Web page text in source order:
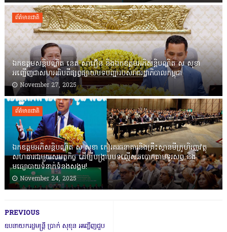
ព័ត៌មានជាតិ
ឯកឧត្តមសន្តិបណ្ឌិត នេត សាវឿន និងឯកឧត្តមអភិសន្តិបណ្ឌិត ស សុខា
អញ្ជើញជាសហអធិបតីផ្សព្វផ្សាយបទបញ្ជារបស់រាជរដ្ឋាភិបាលកម្ពុជា
November 27, 2025
ព័ត៌មានជាតិ
ឯកឧត្តមអភិសន្តិបណ្ឌិត ស សុខា កៀរគរធនាគារនិងគ្រឹះស្ថានមីក្រូហិរញ្ញវត្ថុ
សហការជាមួយសមត្ថកិច្ច ដើម្បីបង្ក្រាបបទល្មើសឆបោកតាមទូរសព្ទ និង
មធ្យោបាយទំនាក់ទំនងសង្គម!
November 24, 2025
PREVIOUS
ឧបនាយករដ្ឋមន្ត្រី ប្រាក់ សុខុន អញ្ជើញជួប